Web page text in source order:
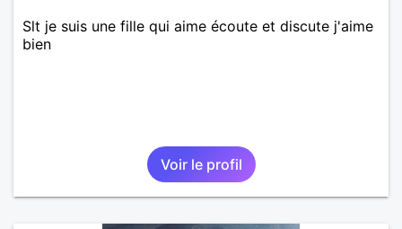
Slt je suis une fille qui aime écoute et discute j'aime
bien
Voir le profil